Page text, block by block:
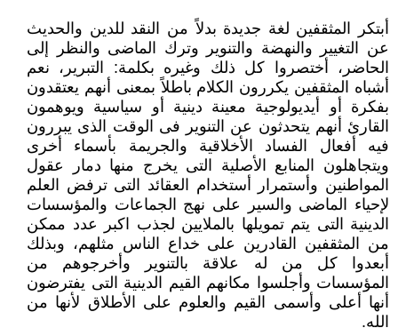
أبتكر المثقفين لغة جديدة بدلاً من النقد للدين والحديث
عن التغيير والنهضة والتنوير وترك الماضى والنظر إلى
الحاضر، أختصروا كل ‏ذلك وغيره بكلمة: التبرير، نعم
أشباه المثقفين يكررون الكلام باطلاً بمعنى أنهم يعتقدون
بفكرة أو أيديولوجية معينة دينية أو سياسية ‏ويوهمون
القارئ أنهم يتحدثون عن التنوير فى الوقت الذى يبررون
فيه أفعال الفساد الأخلاقية والجريمة بأسماء أخرى
ويتجاهلون ‏المنابع الأصلية التى يخرج منها دمار عقول
المواطنين وأستمرار أستخدام العقائد التى ترفض العلم
لإحياء الماضى والسير على نهج ‏الجماعات والمؤسسات
الدينية التى يتم تمويلها بالملايين لجذب اكبر عدد ممكن
من المثقفين القادرين على خداع الناس مثلهم، وبذلك
‏أبعدوا كل من له علاقة بالتنوير وأخرجوهم من
المؤسسات وأجلسوا مكانهم القيم الدينية التى يفترضون
أنها أعلى وأسمى القيم والعلوم ‏على الأطلاق لأنها من
الله.‏